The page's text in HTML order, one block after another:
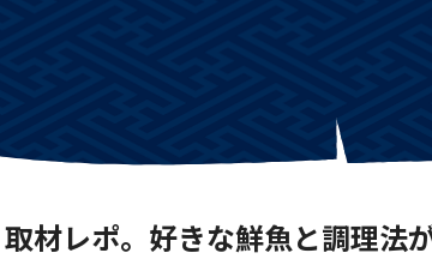
材レポ。好きな鮮魚と調理法